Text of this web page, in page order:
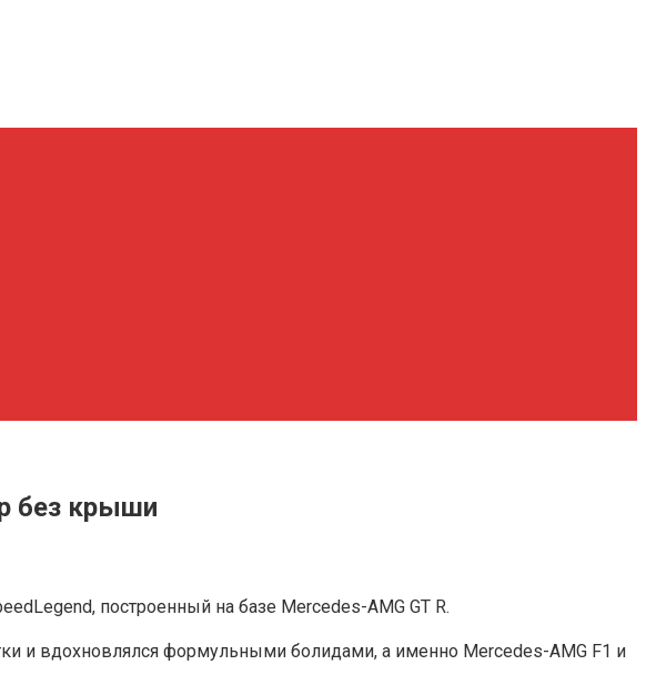
без крыши
построенный на базе Mercedes-AMG GT R.
и вдохновлялся формульными болидами, а именно Mercedes-AMG F1 и